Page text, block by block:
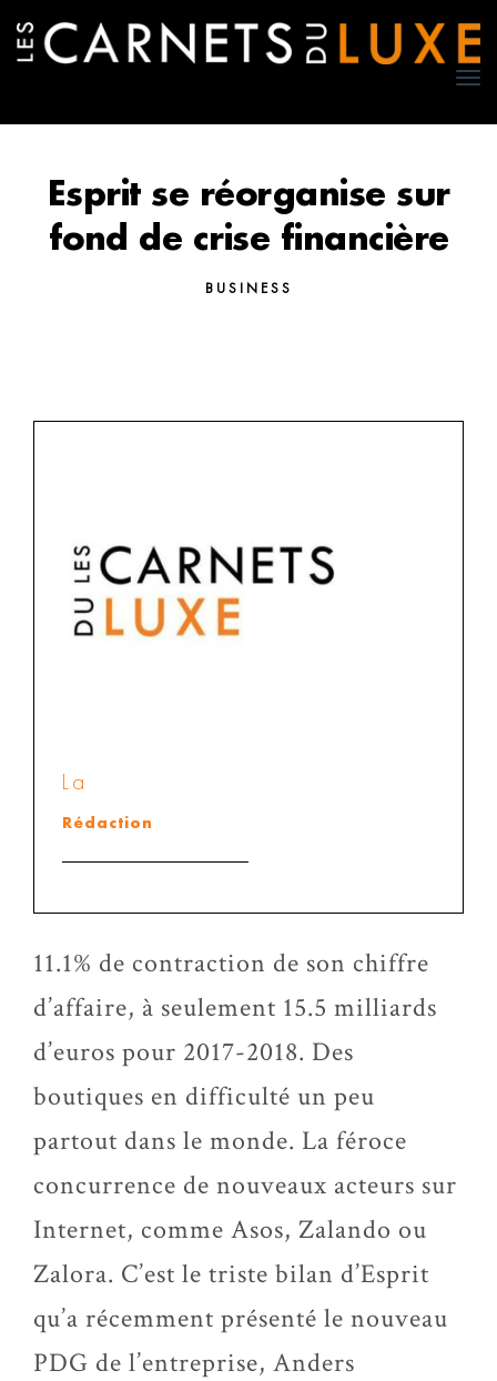
Esprit se réorganise sur
fond de crise financière
BUSINESS
La
Rédaction
11.1% de contraction de son chiffre
d’affaire, à seulement 15.5 milliards
d’euros pour 2017-2018. Des
boutiques en difficulté un peu
partout dans le monde. La féroce
concurrence de nouveaux acteurs sur
Internet, comme Asos, Zalando ou
Zalora. C’est le triste bilan d’Esprit
qu’a récemment présenté le nouveau
PDG de l’entreprise, Anders